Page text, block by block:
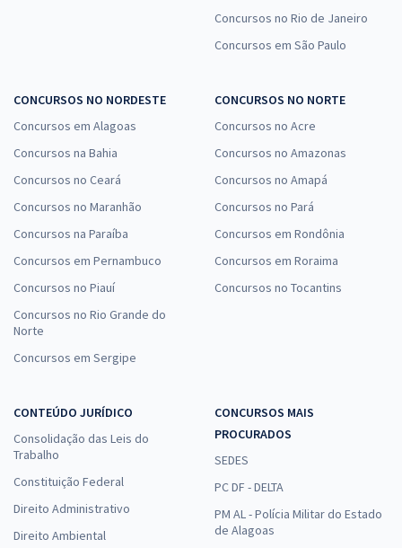
Concursos no Rio de Janeiro
Concursos em São Paulo
CONCURSOS NO NORDESTE
Concursos em Alagoas
Concursos na Bahia
Concursos no Ceará
Concursos no Maranhão
Concursos na Paraíba
Concursos em Pernambuco
Concursos no Piauí
Concursos no Rio Grande do
Norte
Concursos em Sergipe
CONCURSOS NO NORTE
Concursos no Acre
Concursos no Amazonas
Concursos no Amapá
Concursos no Pará
Concursos em Rondônia
Concursos em Roraima
Concursos no Tocantins
CONTEÚDO JURÍDICO
Consolidação das Leis do
Trabalho
Constituição Federal
Direito Administrativo
Direito Ambiental
CONCURSOS MAIS
PROCURADOS
SEDES
PC DF - DELTA
PM AL - Polícia Militar do Estado
de Alagoas